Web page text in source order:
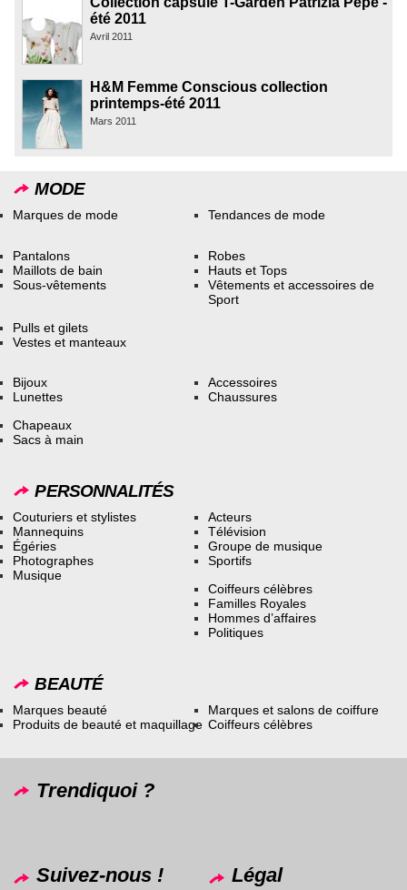
été 2011
Avril 2011
H&M Femme Conscious collection
printemps-été 2011
Mars 2011
MODE
Marques de mode Tendances de mode
Pantalons
Maillots de bain
Sous-vêtements
Robes
Hauts et Tops
Vêtements et accessoires de
Sport
Pulls et gilets
Vestes et manteaux
Bijoux
Lunettes
Accessoires
Chaussures
Chapeaux
Sacs à main
PERSONNALITÉS
Couturiers et stylistes
Mannequins
Égéries
Photographes
Musique
Acteurs
Télévision
Groupe de musique
Sportifs
Coiffeurs célèbres
Familles Royales
Hommes d’affaires
Politiques
BEAUTÉ
Marques beauté
Produits de beauté et maquillage
Marques et salons de coiffure
Coiffeurs célèbres
Trendiquoi ?
Suivez-nous ! Légal